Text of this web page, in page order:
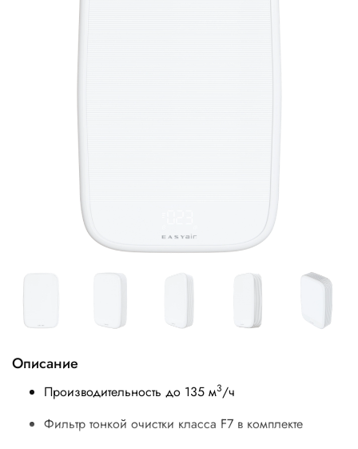
Описание
Производительность до 135 м3/ч
Фильтр тонкой очистки класса F7 в комплекте